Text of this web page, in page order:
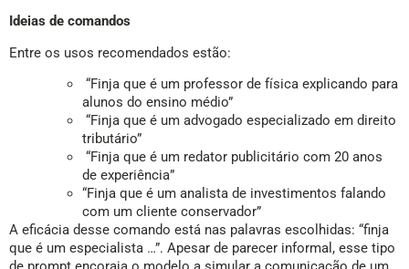
Ideias de comandos
Entre os usos recomendados estão:
“Finja que é um professor de física explicando para
alunos do ensino médio”
“Finja que é um advogado especializado em direito
tributário”
“Finja que é um redator publicitário com 20 anos
de experiência”
“Finja que é um analista de investimentos falando
com um cliente conservador”
A eficácia desse comando está nas palavras escolhidas: “finja
que é um especialista …”. Apesar de parecer informal, esse tipo